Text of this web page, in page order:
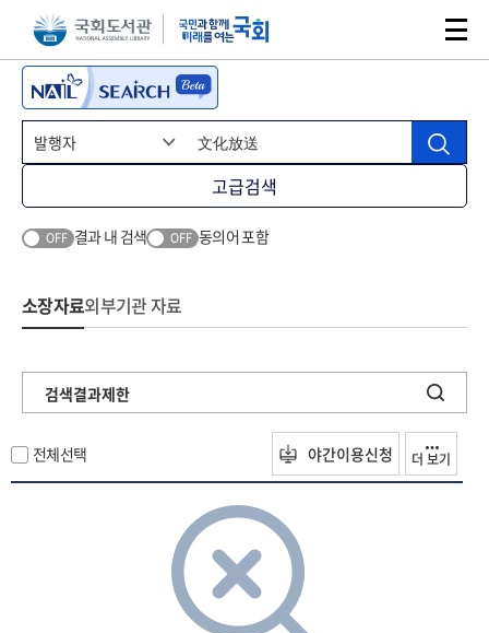
본문 바로가기주메뉴 바로가기
고급검색
OFF 결과 내 검색 OFF 동의어 포함
소장자료외부기관 자료
검색결과제한
전체선택 야간이용신청 더 보기